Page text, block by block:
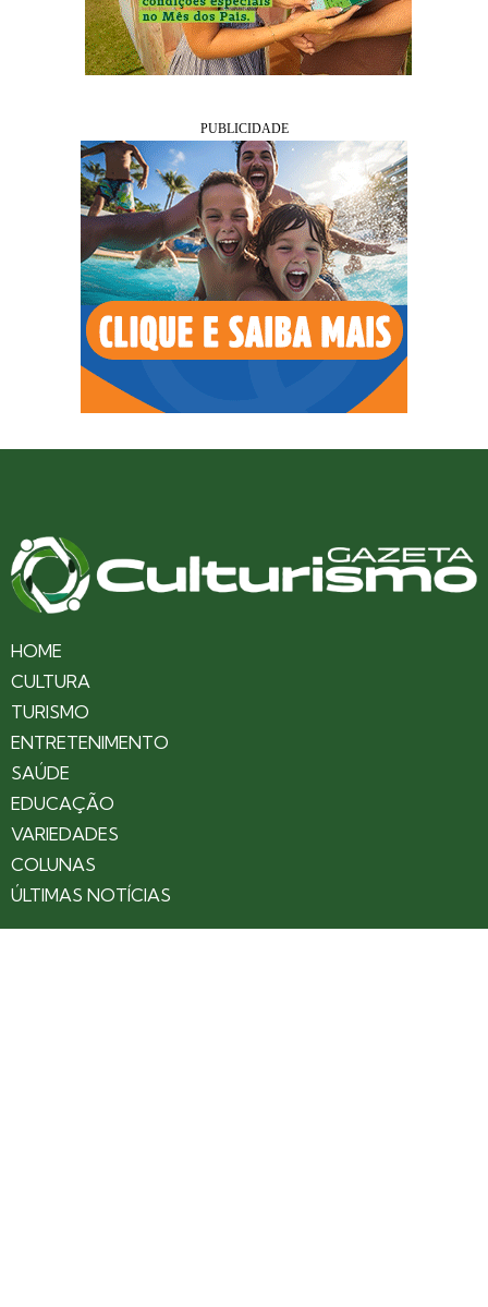
HOME
CULTURA
TURISMO
ENTRETENIMENTO
SAÚDE
EDUCAÇÃO
VARIEDADES
COLUNAS
ÚLTIMAS NOTÍCIAS